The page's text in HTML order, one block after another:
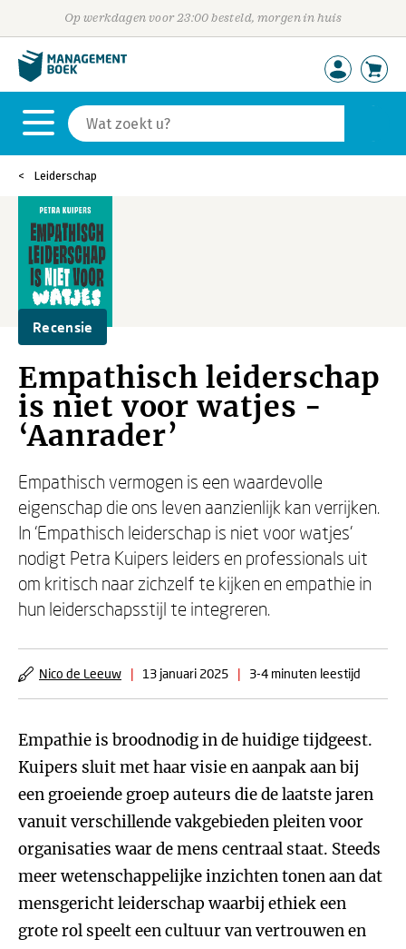
Op werkdagen voor 23:00 besteld, morgen in huis
Leiderschap
Recensie
Empathisch leiderschap
is niet voor watjes -
‘Aanrader’
Empathisch vermogen is een waardevolle
eigenschap die ons leven aanzienlijk kan verrijken.
In ‘Empathisch leiderschap is niet voor watjes’
nodigt Petra Kuipers leiders en professionals uit
om kritisch naar zichzelf te kijken en empathie in
hun leiderschapsstijl te integreren.
Nico de Leeuw | 13 januari 2025 | 3-4 minuten leestijd
Empathie is broodnodig in de huidige tijdgeest.
Kuipers sluit met haar visie en aanpak aan bij
een groeiende groep auteurs die de laatste jaren
vanuit verschillende vakgebieden pleiten voor
organisaties waar de mens centraal staat. Steeds
meer wetenschappelijke inzichten tonen aan dat
mensgericht leiderschap waarbij ethiek een
grote rol speelt een cultuur van vertrouwen en